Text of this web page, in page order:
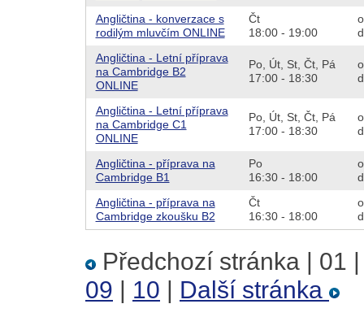
Angličtina - konverzace s
rodilým mluvčím ONLINE
Čt
18:00 - 19:00
Angličtina - Letní příprava
na Cambridge B2
ONLINE
Po, Út, St, Čt, Pá
17:00 - 18:30
Angličtina - Letní příprava
na Cambridge C1
ONLINE
Po, Út, St, Čt, Pá
17:00 - 18:30
Angličtina - příprava na
Cambridge B1
Po
16:30 - 18:00
Angličtina - příprava na
Cambridge zkoušku B2
Čt
16:30 - 18:00
Předchozí stránka 01
09
10 Další stránka